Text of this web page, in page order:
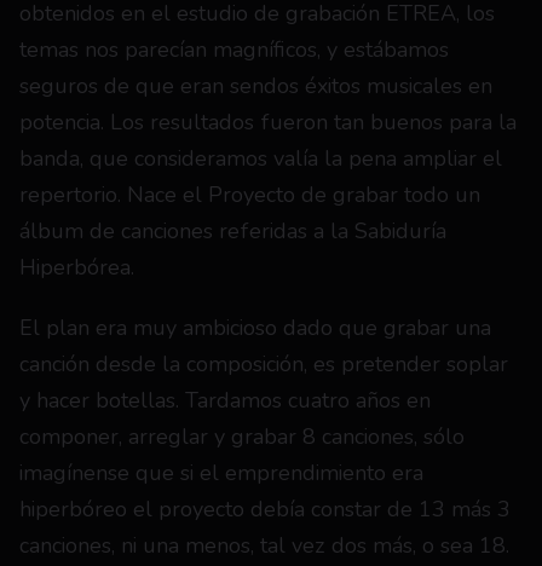
obtenidos en el estudio de grabación ETREA, los
temas nos parecían magníficos, y estábamos
seguros de que eran sendos éxitos musicales en
potencia. Los resultados fueron tan buenos para la
banda, que consideramos valía la pena ampliar el
repertorio. Nace el Proyecto de grabar todo un
álbum de canciones referidas a la Sabiduría
Hiperbórea.
El plan era muy ambicioso dado que grabar una
canción desde la composición, es pretender soplar
y hacer botellas. Tardamos cuatro años en
componer, arreglar y grabar 8 canciones, sólo
imagínense que si el emprendimiento era
hiperbóreo el proyecto debía constar de 13 más 3
canciones, ni una menos, tal vez dos más, o sea 18.